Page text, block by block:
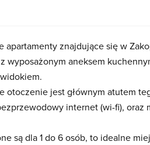
apartamenty znajdujące się w
wyposażonym aneksem
otoczenie jest głównym atutem
internet (wi-fi),
są dla 1 do 6 osób, to idealne